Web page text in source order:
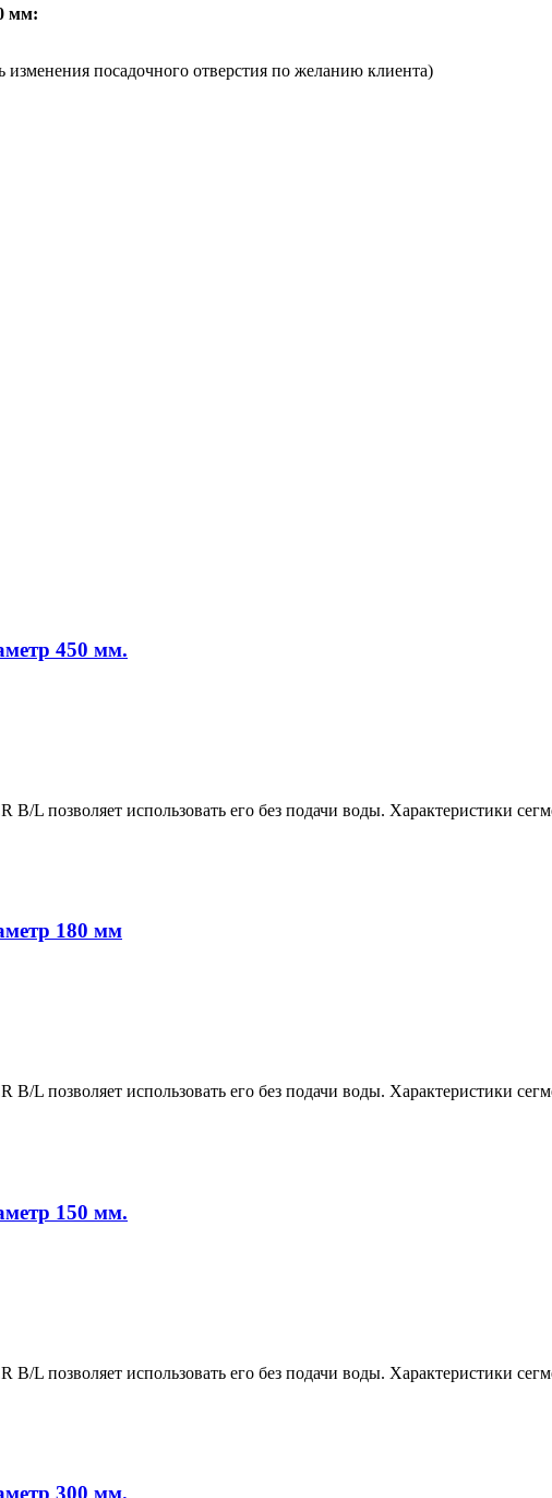
мм:
посадочного отверстия по желанию клиента)
450 мм.
B/L позволяет использовать его без подачи воды. Характеристики
180 мм
B/L позволяет использовать его без подачи воды. Характеристики
150 мм.
B/L позволяет использовать его без подачи воды. Характеристики